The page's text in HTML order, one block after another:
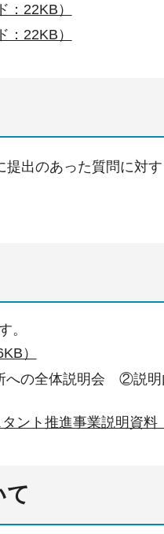
22KB）
22KB）
出のあった質問に対す
。
）
への全体説明会 ②説
ント推進事業説明資料
て